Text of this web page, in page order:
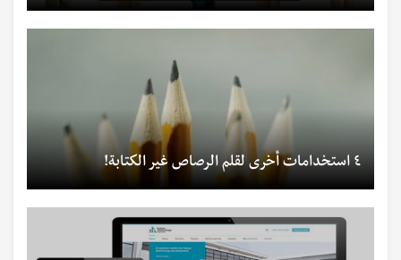
٤ استخدامات أخرى لقلم الرصاص غير الكتابة!